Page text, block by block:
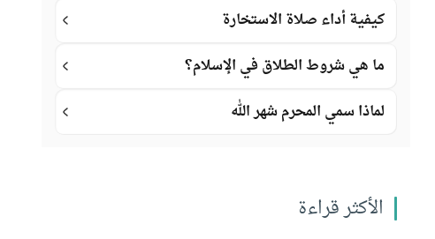
كيفية أداء صلاة الاستخارة
ما هي شروط الطلاق في الإسلام؟
لماذا سمي المحرم شهر الله
الأكثر قراءة